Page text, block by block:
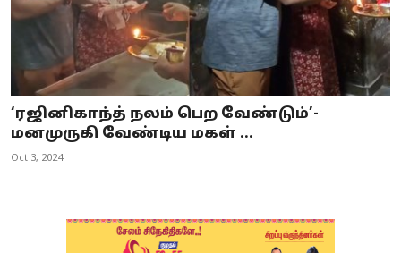
‘ரஜினிகாந்த் நலம் பெற வேண்டும்’-
மனமுருகி வேண்டிய மகள் ...
Oct 3, 2024